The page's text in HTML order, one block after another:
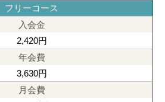
フリーコース
2,420円
3,630円